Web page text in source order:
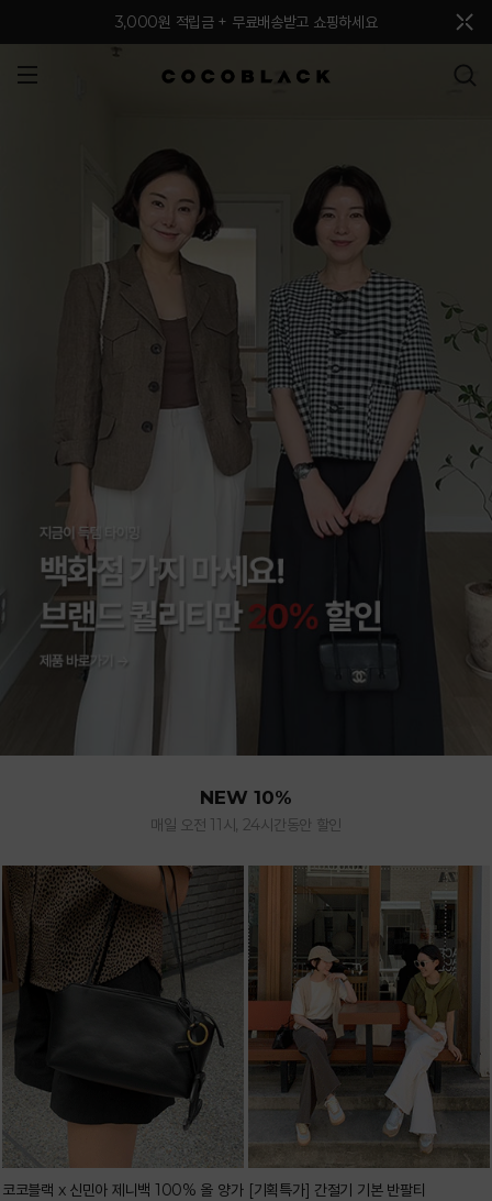
3,000원 적립금 + 무료배송받고 쇼핑하세요
NEW 10%
매일 오전 11시, 24시간동안 할인
코코블랙 x 신민아 제니백 100% 올 양가 [기획특가] 간절기 기본 반팔티